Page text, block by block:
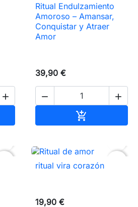

Ritual Endulzamiento
Amoroso – Amansar,
Conquistar y Atraer
Amor
39,90 €
 

ritual vira corazón
19,90 €